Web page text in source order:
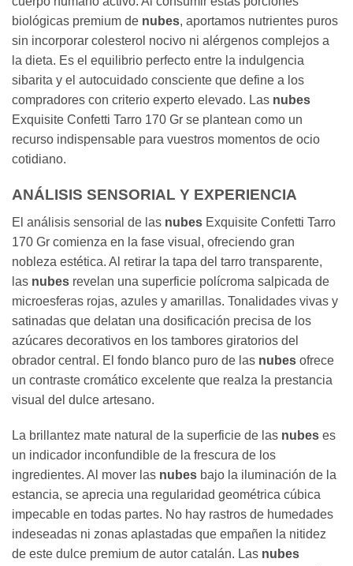
biológicas premium de nubes, aportamos nutrientes puros
sin incorporar colesterol nocivo ni alérgenos complejos a
la dieta. Es el equilibrio perfecto entre la indulgencia
sibarita y el autocuidado consciente que define a los
compradores con criterio experto elevado. Las nubes
Exquisite Confetti Tarro 170 Gr se plantean como un
recurso indispensable para vuestros momentos de ocio
cotidiano.
ANÁLISIS SENSORIAL Y EXPERIENCIA
El análisis sensorial de las nubes Exquisite Confetti Tarro
170 Gr comienza en la fase visual, ofreciendo gran
nobleza estética. Al retirar la tapa del tarro transparente,
las nubes revelan una superficie polícroma salpicada de
microesferas rojas, azules y amarillas. Tonalidades vivas y
satinadas que delatan una dosificación precisa de los
azúcares decorativos en los tambores giratorios del
obrador central. El fondo blanco puro de las nubes ofrece
un contraste cromático excelente que realza la prestancia
visual del dulce artesano.
La brillantez mate natural de la superficie de las nubes es
un indicador inconfundible de la frescura de los
ingredientes. Al mover las nubes bajo la iluminación de la
estancia, se aprecia una regularidad geométrica cúbica
impecable en todas partes. No hay rastros de humedades
indeseadas ni zonas aplastadas que empañen la nitidez
de este dulce premium de autor catalán. Las nubes